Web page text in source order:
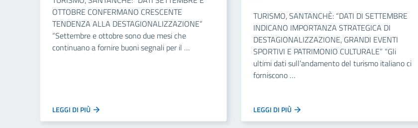
OTTOBRE CONFERMANO CRESCENTE
TENDENZA ALLA DESTAGIONALIZZAZIONE”
“Settembre e ottobre sono due mesi che
continuano a fornire buoni segnali per il …
LEGGI DI PIÙ
TURISMO, SANTANCHÈ: “DATI DI SETTEMBRE
INDICANO IMPORTANZA STRATEGICA DI
DESTAGIONALIZZAZIONE, GRANDI EVENTI
SPORTIVI E PATRIMONIO CULTURALE” “Gli
ultimi dati sull’andamento del turismo italiano ci
forniscono …
LEGGI DI PIÙ